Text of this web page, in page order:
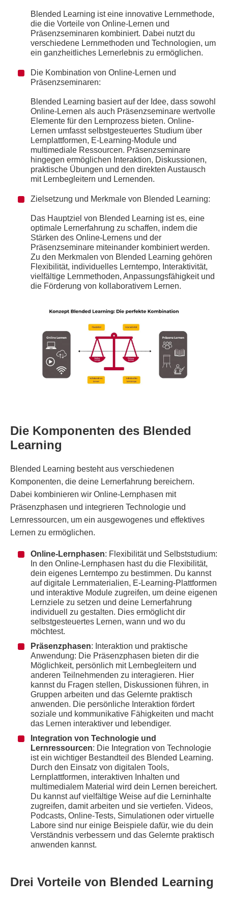
Blended Learning ist eine innovative Lernmethode,
die die Vorteile von Online-Lernen und
Präsenzseminaren kombiniert. Dabei nutzt du
verschiedene Lernmethoden und Technologien, um
ein ganzheitliches Lernerlebnis zu ermöglichen.
Die Kombination von Online-Lernen und
Präsenzseminaren:
Blended Learning basiert auf der Idee, dass sowohl
Online-Lernen als auch Präsenzseminare wertvolle
Elemente für den Lernprozess bieten. Online-
Lernen umfasst selbstgesteuertes Studium über
Lernplattformen, E-Learning-Module und
multimediale Ressourcen. Präsenzseminare
hingegen ermöglichen Interaktion, Diskussionen,
praktische Übungen und den direkten Austausch
mit Lernbegleitern und Lernenden.
Zielsetzung und Merkmale von Blended Learning:
Das Hauptziel von Blended Learning ist es, eine
optimale Lernerfahrung zu schaffen, indem die
Stärken des Online-Lernens und der
Präsenzseminare miteinander kombiniert werden.
Zu den Merkmalen von Blended Learning gehören
Flexibilität, individuelles Lerntempo, Interaktivität,
vielfältige Lernmethoden, Anpassungsfähigkeit und
die Förderung von kollaborativem Lernen.
Die Komponenten des Blended
Learning
Blended Learning besteht aus verschiedenen
Komponenten, die deine Lernerfahrung bereichern.
Dabei kombinieren wir Online-Lernphasen mit
Präsenzphasen und integrieren Technologie und
Lernressourcen, um ein ausgewogenes und effektives
Lernen zu ermöglichen.
Online-Lernphasen: Flexibilität und Selbststudium:
In den Online-Lernphasen hast du die Flexibilität,
dein eigenes Lerntempo zu bestimmen. Du kannst
auf digitale Lernmaterialien, E-Learning-Plattformen
und interaktive Module zugreifen, um deine eigenen
Lernziele zu setzen und deine Lernerfahrung
individuell zu gestalten. Dies ermöglicht dir
selbstgesteuertes Lernen, wann und wo du
möchtest.
Präsenzphasen: Interaktion und praktische
Anwendung: Die Präsenzphasen bieten dir die
Möglichkeit, persönlich mit Lernbegleitern und
anderen Teilnehmenden zu interagieren. Hier
kannst du Fragen stellen, Diskussionen führen, in
Gruppen arbeiten und das Gelernte praktisch
anwenden. Die persönliche Interaktion fördert
soziale und kommunikative Fähigkeiten und macht
das Lernen interaktiver und lebendiger.
Integration von Technologie und
Lernressourcen: Die Integration von Technologie
ist ein wichtiger Bestandteil des Blended Learning.
Durch den Einsatz von digitalen Tools,
Lernplattformen, interaktiven Inhalten und
multimedialem Material wird dein Lernen bereichert.
Du kannst auf vielfältige Weise auf die Lerninhalte
zugreifen, damit arbeiten und sie vertiefen. Videos,
Podcasts, Online-Tests, Simulationen oder virtuelle
Labore sind nur einige Beispiele dafür, wie du dein
Verständnis verbessern und das Gelernte praktisch
anwenden kannst.
Drei Vorteile von Blended Learning